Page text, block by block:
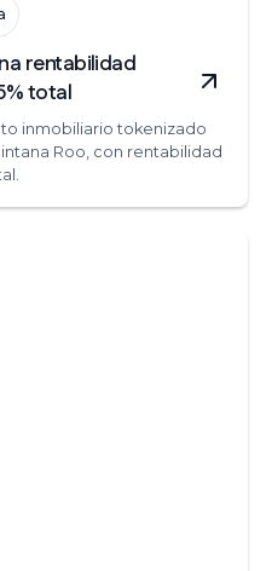
rentabilidad
total
inmobiliario tokenizado
Roo, con rentabilidad